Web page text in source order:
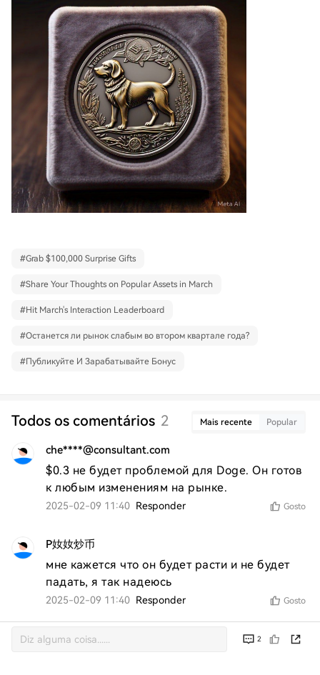
#Grab $100,000 Surprise Gifts
#Share Your Thoughts on Popular Assets in March
#Hit March's Interaction Leaderboard
#Останется ли рынок слабым во втором квартале года?
#Публикуйте И Зарабатывайте Бонус
Todos os comentários 2 Mais recente Popular
che****@consultant.com
$0.3 не будет проблемой для Doge. Он готов
к любым изменениям на рынке.
2025-02-09 11:40 Responder Gosto
P奻奻炒币
мне кажется что он будет расти и не будет
падать, я так надеюсь
2025-02-09 11:40 Responder Gosto
2